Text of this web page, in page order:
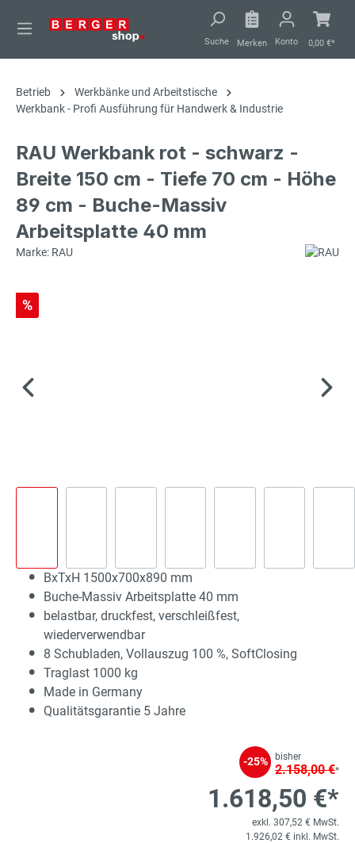
springen
Suche Merken Konto 0,00 €*
Betrieb
Werkbänke und Arbeitstische
Werkbank - Profi Ausführung für Handwerk & Industrie
RAU Werkbank rot - schwarz -
Breite 150 cm - Tiefe 70 cm - Höhe
89 cm - Buche-Massiv
Arbeitsplatte 40 mm
Marke: RAU
%
BxTxH 1500x700x890 mm
Buche-Massiv Arbeitsplatte 40 mm
belastbar, druckfest, verschleißfest,
wiederverwendbar
8 Schubladen, Vollauszug 100 %, SoftClosing
Traglast 1000 kg
Made in Germany
Qualitätsgarantie 5 Jahre
-25% bisher
2.158,00 €*
1.618,50 €*
exkl. 307,52 € MwSt.
1.926,02 € inkl. MwSt.